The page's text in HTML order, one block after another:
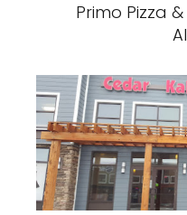
Primo Pizza